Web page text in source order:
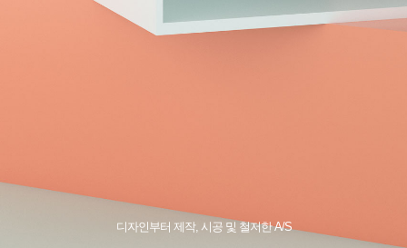
디자인부터 제작, 시공 및 철저한 A/S